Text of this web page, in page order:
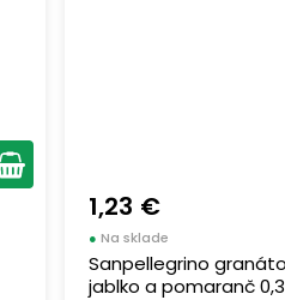
1,23 €
●Na sklade
Sanpellegrino
jablko a pomaranč